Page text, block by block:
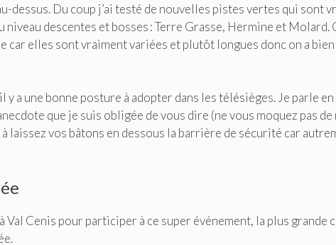
dessus. Du coup j’ai testé de nouvelles pistes vertes qui sont
descentes et bosses : Terre Grasse, Hermine et Molard.
car elles sont vraiment variées et plutôt longues donc on a
a une bonne posture à adopter dans les télésièges. Je parle
que je suis obligée de vous dire (ne vous moquez pas de
laissez vos bâtons en dessous la barrière de sécurité car
Val Cenis pour participer à ce super événement, la plus grande